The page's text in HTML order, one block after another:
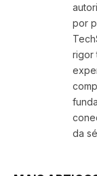
por
rigor
da